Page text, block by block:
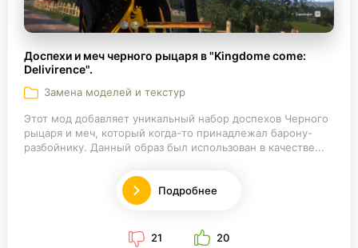
Доспехи и меч черного рыцаря в "Kingdome come:
Delivirence".
Замена моделей и текстур
Этот мод добавляет уникальный набор доспехов Черного
рыцаря и меч, который когда-то принадлежал барону-
разбойнику. Данный образ был использован в качестве...
Подробнее
21 20